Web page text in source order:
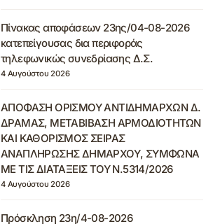
Πίνακας αποφάσεων 23ης/04-08-2026
κατεπείγουσας δια περιφοράς
τηλεφωνικώς συνεδρίασης Δ.Σ.
4 Αυγούστου 2026
ΑΠΟΦΑΣΗ ΟΡΙΣΜΟΥ ΑΝΤΙΔΗΜΑΡΧΩΝ Δ.
ΔΡΑΜΑΣ, ΜΕΤΑΒΙΒΑΣΗ ΑΡΜΟΔΙΟΤΗΤΩΝ
ΚΑΙ ΚΑΘΟΡΙΣΜΟΣ ΣΕΙΡΑΣ
ΑΝΑΠΛΗΡΩΣΗΣ ΔΗΜΑΡΧΟΥ, ΣΥΜΦΩΝΑ
ΜΕ ΤΙΣ ΔΙΑΤΑΞΕΙΣ ΤΟΥ Ν.5314/2026
4 Αυγούστου 2026
Πρόσκληση 23η/4-08-2026